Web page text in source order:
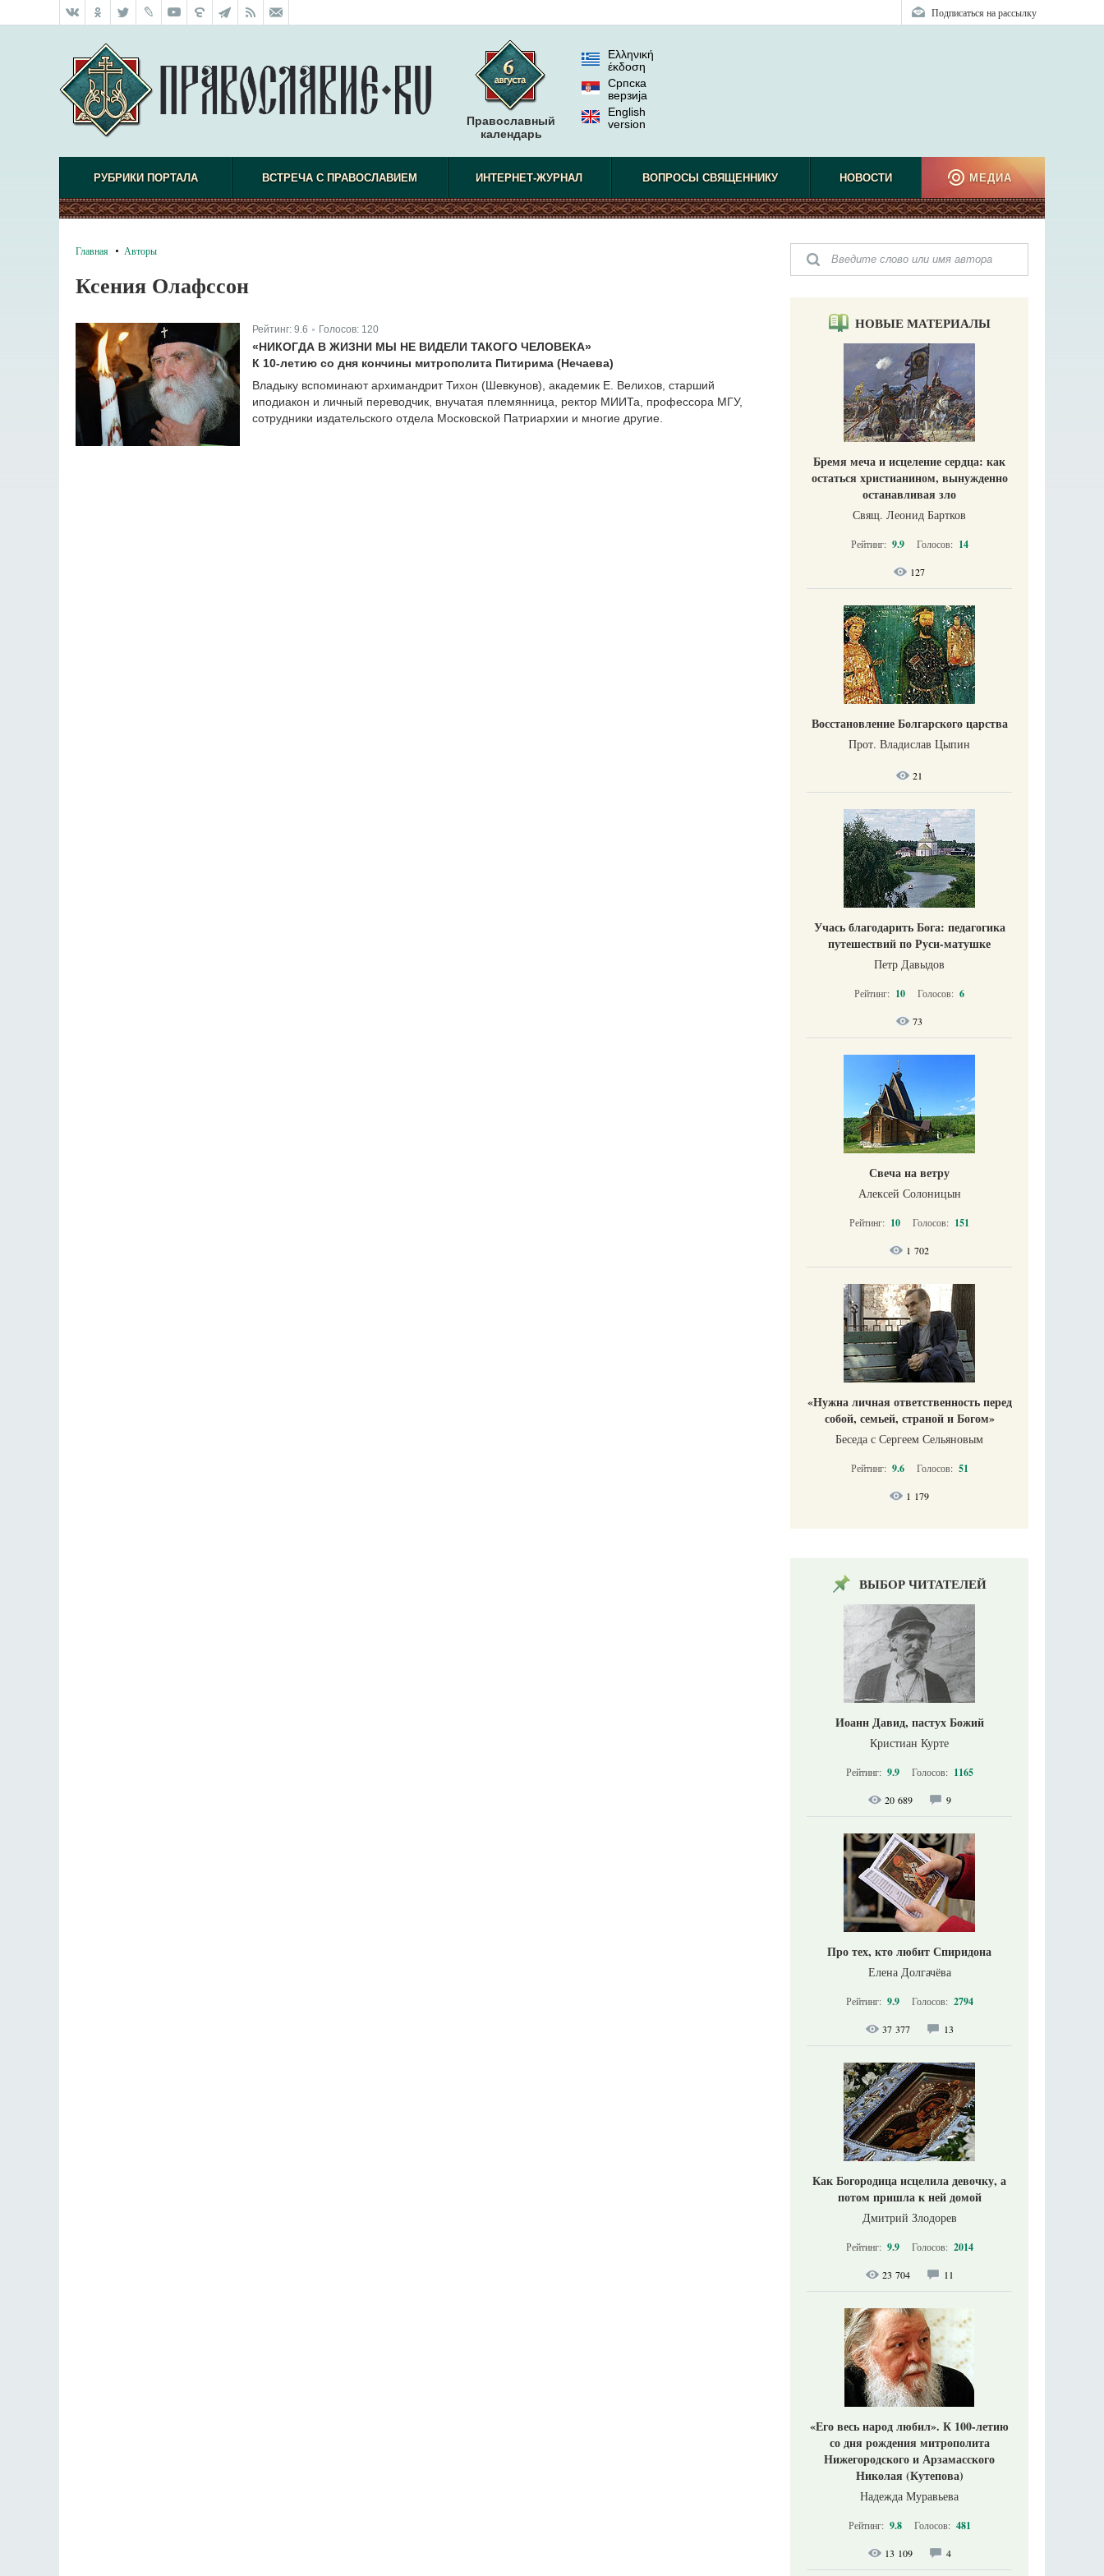
Подписаться на рассылку
Православный
календарь
Ελληνική
έκδοση
Српска
верзиjа
English
version
РУБРИКИ ПОРТАЛА ВСТРЕЧА С ПРАВОСЛАВИЕМ ИНТЕРНЕТ-ЖУРНАЛ ВОПРОСЫ СВЯЩЕННИКУ НОВОСТИ МЕДИА
Главная Авторы
Ксения Олафссон
Рейтинг: 9.6 Голосов: 120
«НИКОГДА В ЖИЗНИ МЫ НЕ ВИДЕЛИ ТАКОГО ЧЕЛОВЕКА»
К 10-летию со дня кончины митрополита Питирима (Нечаева)
Владыку вспоминают архимандрит Тихон (Шевкунов), академик Е. Велихов, старший
иподиакон и личный переводчик, внучатая племянница, ректор МИИТа, профессора МГУ,
сотрудники издательского отдела Московской Патриархии и многие другие.
НОВЫЕ МАТЕРИАЛЫ
Бремя меча и исцеление сердца: как
остаться христианином, вынужденно
останавливая зло
Свящ. Леонид Бартков
Рейтинг: 9.9 Голосов: 14
127
Восстановление Болгарского царства
Прот. Владислав Цыпин
21
Учась благодарить Бога: педагогика
путешествий по Руси-матушке
Петр Давыдов
Рейтинг: 10 Голосов: 6
73
Свеча на ветру
Алексей Солоницын
Рейтинг: 10 Голосов: 151
1 702
«Нужна личная ответственность перед
собой, семьей, страной и Богом»
Беседа с Сергеем Сельяновым
Рейтинг: 9.6 Голосов: 51
1 179
ВЫБОР ЧИТАТЕЛЕЙ
Иоанн Давид, пастух Божий
Кристиан Курте
Рейтинг: 9.9 Голосов: 1165
20 689 9
Про тех, кто любит Спиридона
Елена Долгачёва
Рейтинг: 9.9 Голосов: 2794
37 377 13
Как Богородица исцелила девочку, а
потом пришла к ней домой
Дмитрий Злодорев
Рейтинг: 9.9 Голосов: 2014
23 704 11
«Его весь народ любил». К 100-летию
со дня рождения митрополита
Нижегородского и Арзамасского
Николая (Кутепова)
Надежда Муравьева
Рейтинг: 9.8 Голосов: 481
13 109 4